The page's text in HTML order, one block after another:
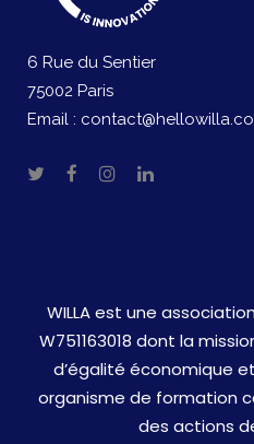
6 Rue du Sentier
75002 Paris
Email : contact@hellowilla.co
WILLA est une
W751163018 dont la
d’égalité économique
organisme de formation
des actions